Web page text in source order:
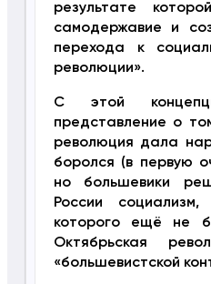
результате
самодержавие и
перехода к
революции».
С этой
представление о
революция дала
боролся (в первую
но большевики
России
которого ещё не
Октябрьская
«большевистской